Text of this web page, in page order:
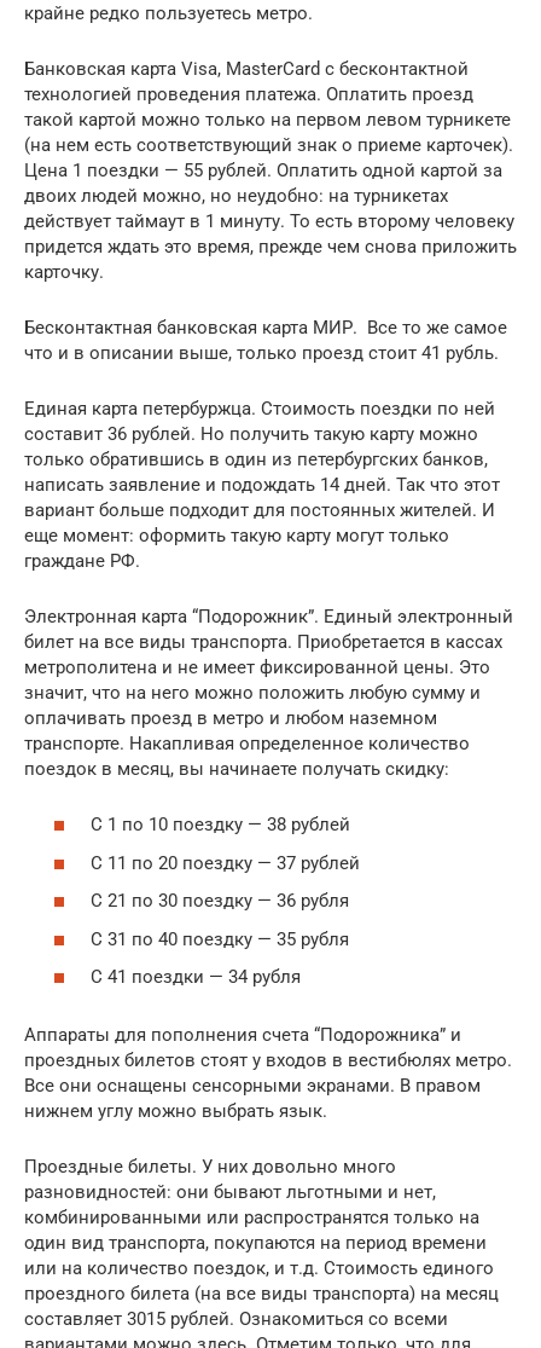
крайне редко пользуетесь метро.
Банковская карта Visa, MasterCard с бесконтактной
технологией проведения платежа. Оплатить проезд
такой картой можно только на первом левом турникете
(на нем есть соответствующий знак о приеме карточек).
Цена 1 поездки — 55 рублей. Оплатить одной картой за
двоих людей можно, но неудобно: на турникетах
действует таймаут в 1 минуту. То есть второму человеку
придется ждать это время, прежде чем снова приложить
карточку.
Бесконтактная банковская карта МИР. Все то же самое
что и в описании выше, только проезд стоит 41 рубль.
Единая карта петербуржца. Стоимость поездки по ней
составит 36 рублей. Но получить такую карту можно
только обратившись в один из петербургских банков,
написать заявление и подождать 14 дней. Так что этот
вариант больше подходит для постоянных жителей. И
еще момент: оформить такую карту могут только
граждане РФ.
Электронная карта “Подорожник”. Единый электронный
билет на все виды транспорта. Приобретается в кассах
метрополитена и не имеет фиксированной цены. Это
значит, что на него можно положить любую сумму и
оплачивать проезд в метро и любом наземном
транспорте. Накапливая определенное количество
поездок в месяц, вы начинаете получать скидку:
С 1 по 10 поездку — 38 рублей
С 11 по 20 поездку — 37 рублей
С 21 по 30 поездку — 36 рубля
С 31 по 40 поездку — 35 рубля
С 41 поездки — 34 рубля
Аппараты для пополнения счета “Подорожника” и
проездных билетов стоят у входов в вестибюлях метро.
Все они оснащены сенсорными экранами. В правом
нижнем углу можно выбрать язык.
Проездные билеты. У них довольно много
разновидностей: они бывают льготными и нет,
комбинированными или распространятся только на
один вид транспорта, покупаются на период времени
или на количество поездок, и т.д. Стоимость единого
проездного билета (на все виды транспорта) на месяц
составляет 3015 рублей. Ознакомиться со всеми